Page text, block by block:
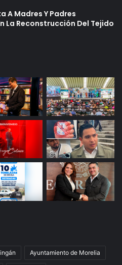
A Madres Y Padres
La Reconstrucción Del Tejido
Ayuntamiento de Morelia